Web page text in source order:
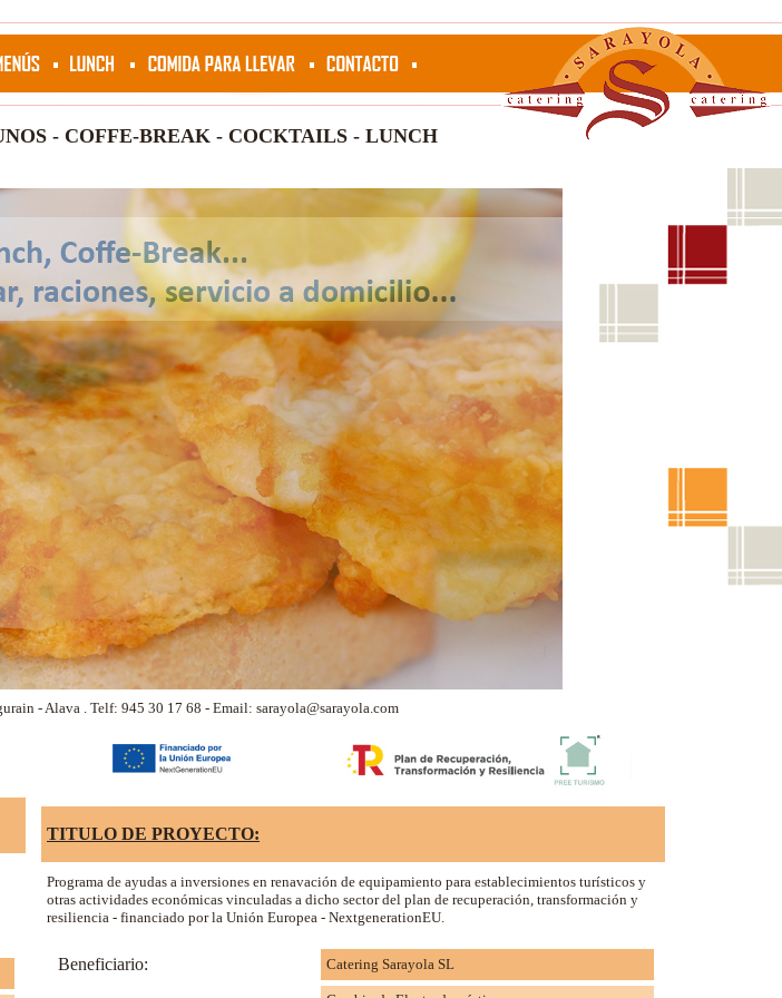
- COFFE-BREAK- COCKTAILS - LUNCH
- Alava . Telf: 945 30 17 68 - Email: sarayola@sarayola.com
TITULO DE PROYECTO:
Programa de ayudas a inversiones en renavación de equipamiento para establecimientos turísticos y
otras actividades económicas vinculadas a dicho sector del plan de recuperación, transformación y
resiliencia - financiado por la Unión Europea - NextgenerationEU.
Beneficiario: Catering Sarayola SL